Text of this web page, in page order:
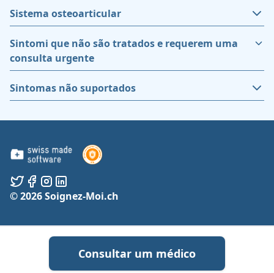
Consultar um médico
Sistema osteoarticular
Sintomi que não são tratados e requerem uma
consulta urgente
Sintomas não suportados
© 2026 Soignez-Moi.ch